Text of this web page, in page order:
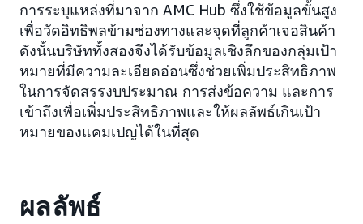
การระบุแหล่งที่มาจาก AMC Hub ซึ่งใช้ข้อมูลขั้นสูง
เพื่อวัดอิทธิพลข้ามช่องทางและจุดที่ลูกค้าเจอสินค้า
ดังนั้นบริษัททั้งสองจึงได้รับข้อมูลเชิงลึกของกลุ่มเป้า
หมายที่มีความละเอียดอ่อนซึ่งช่วยเพิ่มประสิทธิภาพ
ในการจัดสรรงบประมาณ การส่งข้อความ และการ
เข้าถึงเพื่อเพิ่มประสิทธิภาพและให้ผลลัพธ์เกินเป้า
หมายของแคมเปญได้ในที่สุด
ผลลัพธ์